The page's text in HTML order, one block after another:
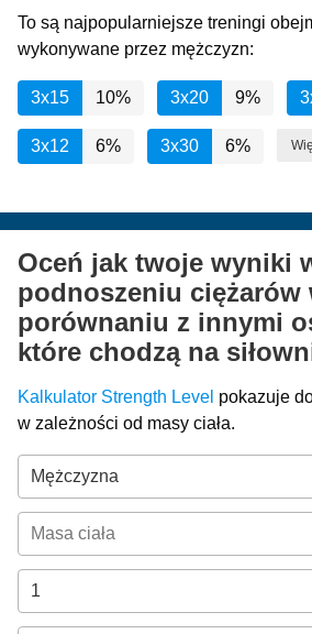
To są najpopularniejsze treningi
wykonywane przez mężczyzn:
3x15 10% 3x20 9%
3x12 6% 3x30 6%
Oceń jak twoje wyniki
podnoszeniu ciężarów
porównaniu z innymi
które chodzą na
Kalkulator Strength Level pokazuje
w zależności od masy ciała.